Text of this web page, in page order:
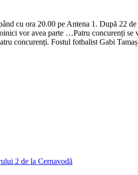
cu ora 20.00 pe Antena 1. După 22
vor avea parte …​Patru concurenți se
concurenți. Fostul fotbalist Gabi
2 de la Cernavodă